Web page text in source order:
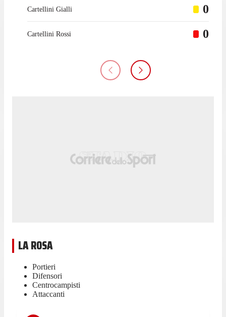
Cartellini Gialli 0
Cartellini Rossi 0
LA ROSA
Portieri
Difensori
Centrocampisti
Attaccanti